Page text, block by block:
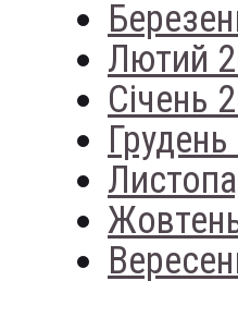
Лютий
Січень